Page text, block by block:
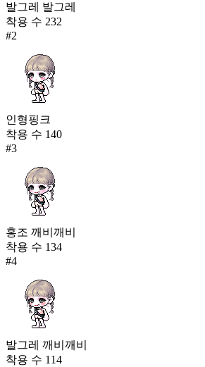
발그레 발그레
착용 수 232
#2
인형핑크
착용 수 140
#3
홍조 깨비깨비
착용 수 134
#4
발그레 깨비깨비
착용 수 114